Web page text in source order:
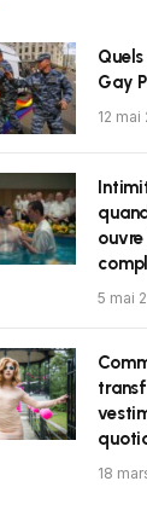
Gay
12 mai
5 mai
18